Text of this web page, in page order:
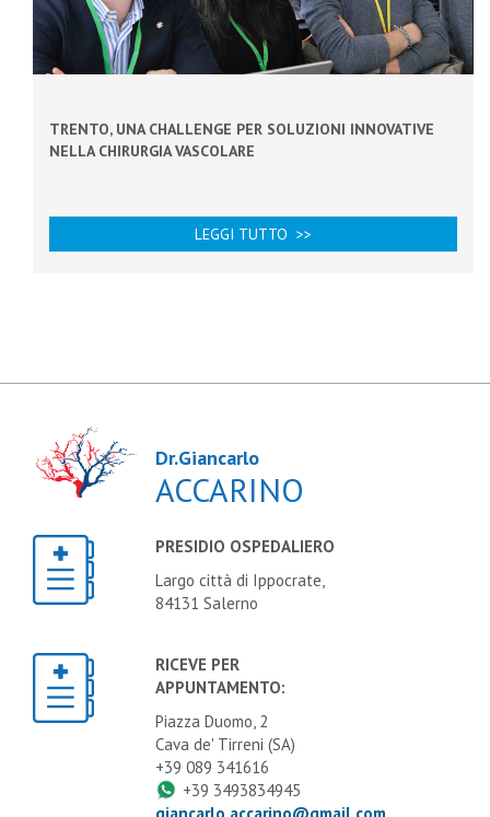
TRENTO, UNA CHALLENGE PER SOLUZIONI INNOVATIVE
NELLA CHIRURGIA VASCOLARE
LEGGI TUTTO >>
Dr.Giancarlo
ACCARINO
PRESIDIO OSPEDALIERO
Largo città di Ippocrate,
84131 Salerno
RICEVE PER
APPUNTAMENTO:
Piazza Duomo, 2
Cava de' Tirreni (SA)
+39 089 341616
+39 3493834945